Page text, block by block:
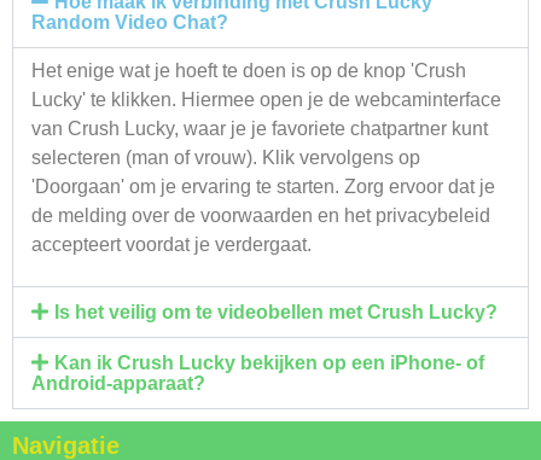
Random Video Chat?
Het enige wat je hoeft te doen is op de knop 'Crush
Lucky' te klikken. Hiermee open je de webcaminterface
van Crush Lucky, waar je je favoriete chatpartner kunt
selecteren (man of vrouw). Klik vervolgens op
'Doorgaan' om je ervaring te starten. Zorg ervoor dat je
de melding over de voorwaarden en het privacybeleid
accepteert voordat je verdergaat.
Is het veilig om te videobellen met Crush Lucky?
Kan ik Crush Lucky bekijken op een iPhone- of
Android-apparaat?
Navigatie